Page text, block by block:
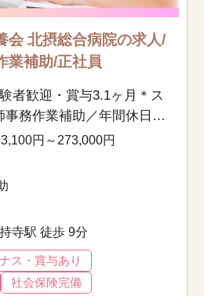
会 北摂総合病院の求人/
業補助/正社員
者歓迎・賞与3.1ヶ月＊ス
務作業補助／年間休日
円～273,000円
寺駅 徒歩 9分
ス・賞与あり
社会保険完備